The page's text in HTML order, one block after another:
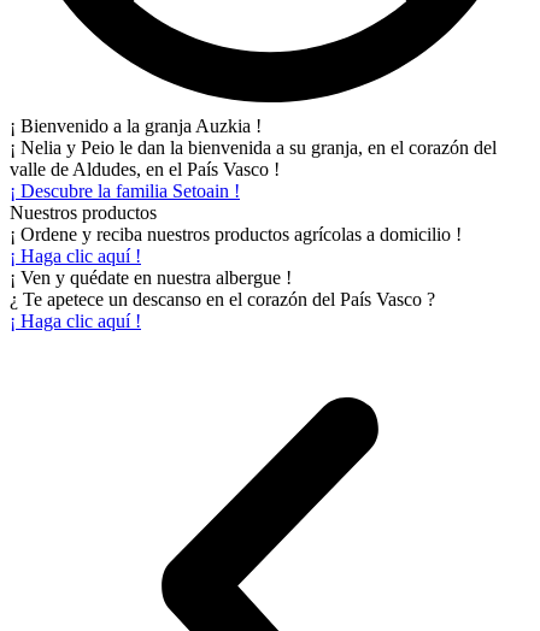
¡ Bienvenido a la granja Auzkia !
¡ Nelia y Peio le dan la bienvenida a su granja, en el corazón del
valle de Aldudes, en el País Vasco !
¡ Descubre la familia Setoain !
Nuestros productos
¡ Ordene y reciba nuestros productos agrícolas a domicilio !
¡ Haga clic aquí !
¡ Ven y quédate en nuestra albergue !
¿ Te apetece un descanso en el corazón del País Vasco ?
¡ Haga clic aquí !